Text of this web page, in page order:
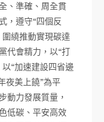
、準確、周全貫
，遵守“四個反
繞推動實現碳達
代會精力，以“打
“加速建設四省邊
夜美上饒”為平
動力發展質量，
低碳、平安高效